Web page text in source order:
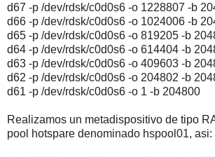
d67 -p /dev/rdsk/c0d0s6 -o 1228807 -b
d66 -p /dev/rdsk/c0d0s6 -o 1024006 -b
d65 -p /dev/rdsk/c0d0s6 -o 819205 -b
d64 -p /dev/rdsk/c0d0s6 -o 614404 -b
d63 -p /dev/rdsk/c0d0s6 -o 409603 -b
d62 -p /dev/rdsk/c0d0s6 -o 204802 -b
d61 -p /dev/rdsk/c0d0s6 -o 1 -b 204800
Realizamos un metadispositivo de tipo
pool hotspare denominado hspool01, asi: